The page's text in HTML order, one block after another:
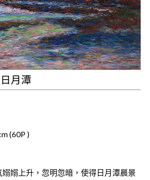
月潭
(60P )
嫋上升，忽明忽暗，使得日月潭晨景